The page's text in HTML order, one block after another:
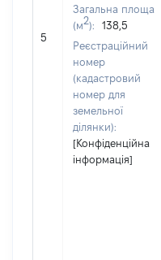
5
Загальна площа
(м2):
138,5
Реєстраційний
номер
(кадастровий
номер для
земельної
ділянки):
[Конфіденційна
інформація]